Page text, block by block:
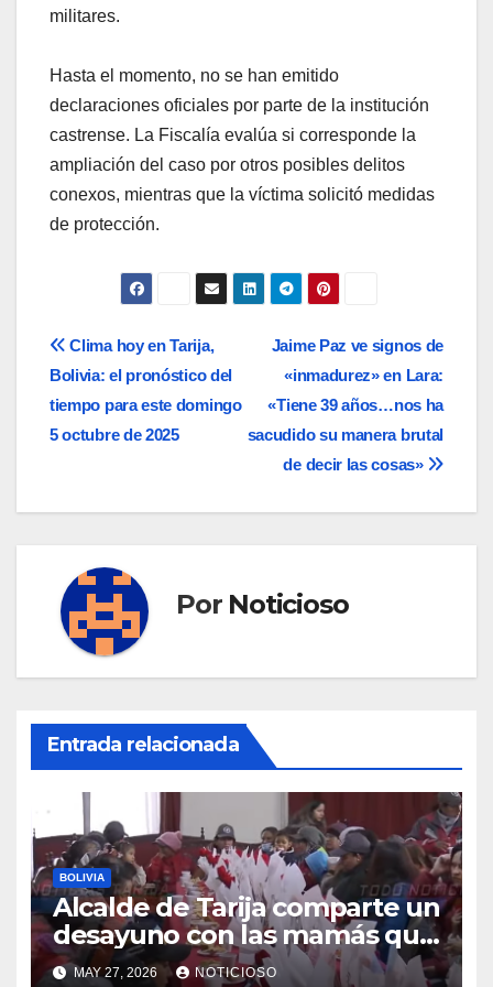
militares.
Hasta el momento, no se han emitido
declaraciones oficiales por parte de la institución
castrense. La Fiscalía evalúa si corresponde la
ampliación del caso por otros posibles delitos
conexos, mientras que la víctima solicitó medidas
de protección.
Navegación
de
entradas
Jaime Paz ve signos de
«inmadurez» en Lara:
«Tiene 39 años…nos ha
sacudido su manera brutal
de decir las cosas»
Clima hoy en Tarija,
Bolivia: el pronóstico del
tiempo para este domingo
5 octubre de 2025
Por Noticioso
Entrada relacionada
BOLIVIA
Alcalde de Tarija comparte un
desayuno con las mamás que
trabajan en EMAT, resaltando
MAY 27, 2026 NOTICIOSO